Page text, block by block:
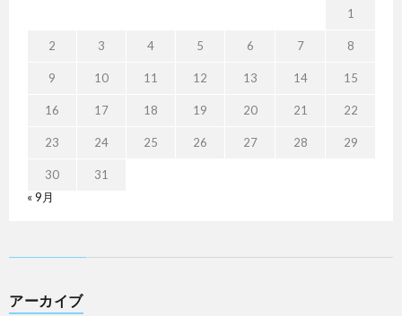
1
2 3 4 5 6 7 8
9 10 11 12 13 14 15
16 17 18 19 20 21 22
23 24 25 26 27 28 29
30
31
« 9月
アーカイブ